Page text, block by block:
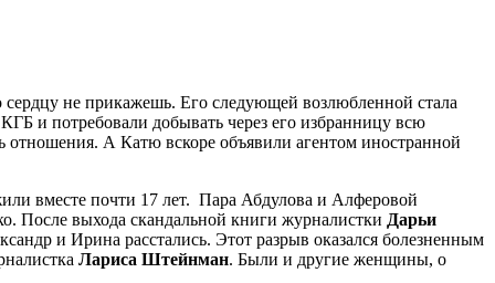
сердцу не прикажешь. Его следующей возлюбленной стала
и потребовали добывать через его избранницу всю
А Катю вскоре объявили агентом иностранной
вместе почти 17 лет. Пара Абдулова и Алферовой
После выхода скандальной книги журналистки Дарьи
и Ирина расстались. Этот разрыв оказался болезненным
Лариса Штейнман. Были и другие женщины, о